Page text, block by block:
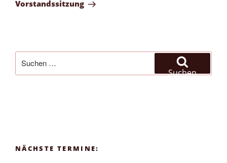
Vorstandssitzung
nach:
Suchen
NÄCHSTE TERMINE: